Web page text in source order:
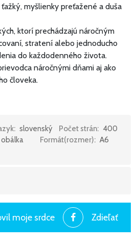
myšlienky preťažené a duša
ktorí prechádzajú náročným
stratení alebo jednoducho
do každodenného života.
náročnými dňami aj ako
človeka.
aj mužov), ktorí:
(vzťahy, zdravie, práca,
a ráno vstávajú bez energie
vyhorení
všetkého“ a potrebuje nádej.
slovenský Počet strán: 400
Formát(rozmer): A6
moje srdce Zdieľať